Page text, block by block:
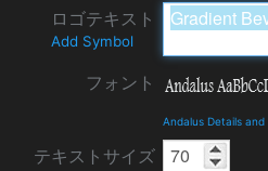
ロゴテキスト
Add Symbol
フォント
Andalus Details and
テキストサイズ